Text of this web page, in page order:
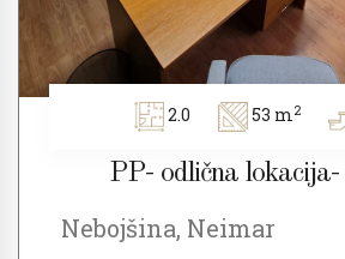
2.0 53 m2
PP- odlična
Nebojšina, Neimar